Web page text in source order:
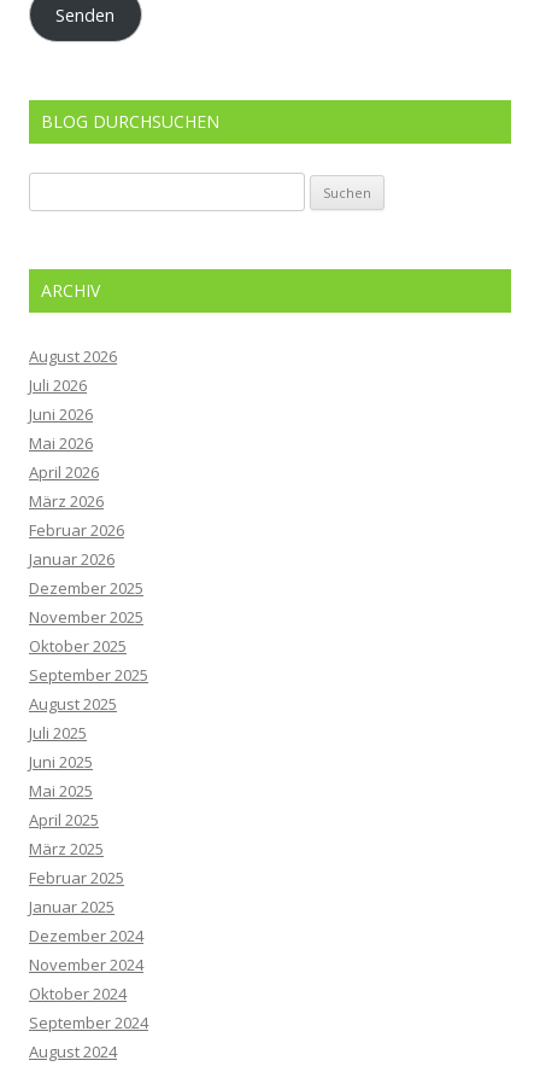
Senden
BLOG DURCHSUCHEN
nach:
ARCHIV
August 2026
Juli 2026
Juni 2026
Mai 2026
April 2026
März 2026
Februar 2026
Januar 2026
Dezember 2025
November 2025
Oktober 2025
September 2025
August 2025
Juli 2025
Juni 2025
Mai 2025
April 2025
März 2025
Februar 2025
Januar 2025
Dezember 2024
November 2024
Oktober 2024
September 2024
August 2024